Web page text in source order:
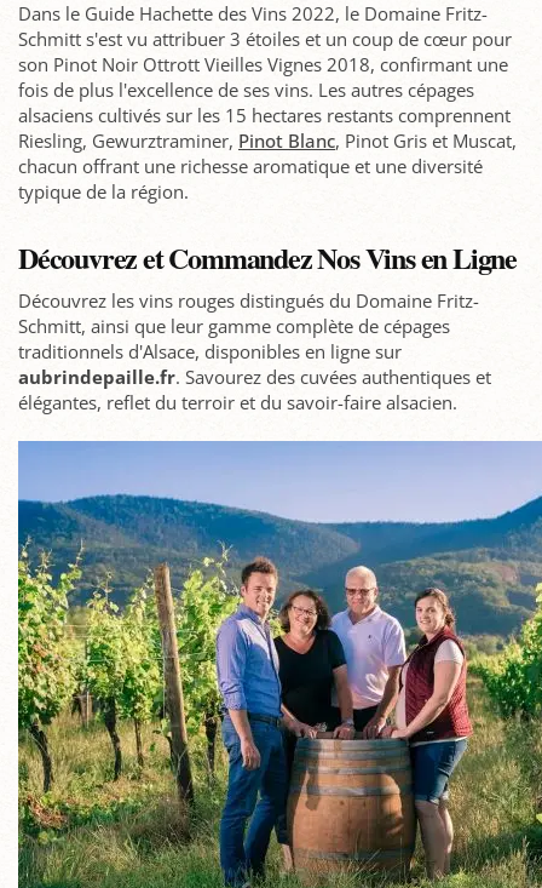
Dans le Guide Hachette des Vins 2022, le Domaine Fritz-
Schmitt s'est vu attribuer 3 étoiles et un coup de cœur pour
son Pinot Noir Ottrott Vieilles Vignes 2018, confirmant une
fois de plus l'excellence de ses vins. Les autres cépages
alsaciens cultivés sur les 15 hectares restants comprennent
Riesling, Gewurztraminer, Pinot Blanc, Pinot Gris et Muscat,
chacun offrant une richesse aromatique et une diversité
typique de la région.
Découvrez et Commandez Nos Vins en Ligne
Découvrez les vins rouges distingués du Domaine Fritz-
Schmitt, ainsi que leur gamme complète de cépages
traditionnels d'Alsace, disponibles en ligne sur
aubrindepaille.fr. Savourez des cuvées authentiques et
élégantes, reflet du terroir et du savoir-faire alsacien.